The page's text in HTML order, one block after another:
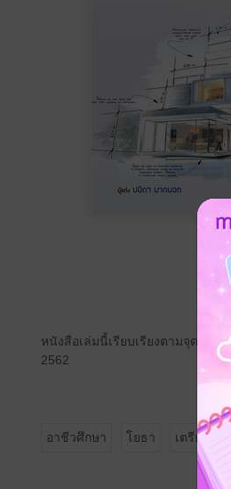
หนังสือเล่มนี้เรียบเรียงตามจุดปร
2562
อาชีวศึกษา โยธา เตรียมสอ